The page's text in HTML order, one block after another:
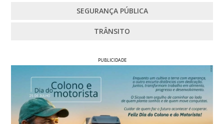
SEGURANÇA PÚBLICA
TRÂNSITO
PUBLICIDADE